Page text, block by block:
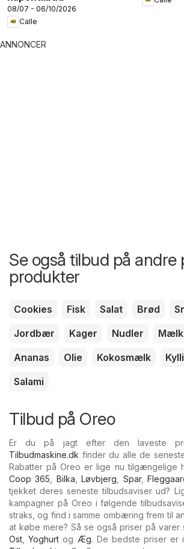
08/07 - 06/10/2026
Calle
ANNONCER
Se også tilbud på
produkter
Cookies Fisk Salat Brød
Jordbær
Kager Nudler Mælk
Ananas
Olie Kokosmælk
Salami
Tilbud på Oreo
Er du på jagt efter den laveste
Tilbudmaskine.dk finder du alle de
Rabatter på Oreo er lige nu tilgængelige
Coop 365
Bilka ,Løvbjerg Spar,
tjekket deres seneste tilbudsaviser ud?
kampagner på Oreo i følgende
straks, og find i samme ombæring frem til
at købe mere? Så se også priser på varer
Ost ,Yoghurt og Æg. De bedste priser er